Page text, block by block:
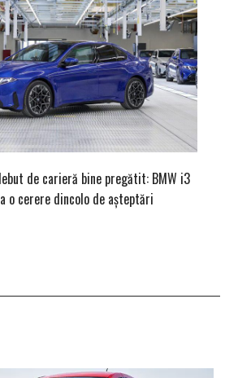
de carieră bine pregătit: BMW i3
o cerere dincolo de așteptări